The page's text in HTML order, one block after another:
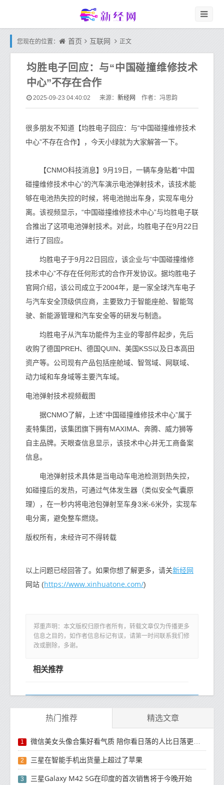
您现在的位置： 首页 互联网 正文
均胜电子回应：与“中国碰撞维修技术
中心”不存在合作
2025-09-23 04:40:02 来源： 新经网 作者：冯思韵
很多朋友不知道【均胜电子回应：与“中国碰撞维修技术
中心”不存在合作】，今天小绿就为大家解答一下。
【CNMO科技消息】9月19日，一辆车身贴着“中国
碰撞维修技术中心”的汽车演示电池弹射技术，该技术能
够在电池热失控的时候，将电池抛出车身，实现车电分
离。该视频显示，“中国碰撞维修技术中心”与均胜电子联
合推出了这项电池弹射技术。对此，均胜电子在9月22日
进行了回应。
均胜电子于9月22日回应，该企业与“中国碰撞维修
技术中心”不存在任何形式的合作开发协议。据均胜电子
官网介绍，该公司成立于2004年，是一家全球汽车电子
与汽车安全顶级供应商，主要致力于智能座舱、智能驾
驶、新能源管理和汽车安全等的研发与制造。
均胜电子从汽车功能件为主业的零部件起步，先后
收购了德国PREH、德国QUIN、美国KSS以及日本高田
资产等。公司现有产品包括座舱域、智驾域、网联域、
动力域和车身域等主要汽车域。
电池弹射技术视频截图
据CNMO了解，上述“中国碰撞维修技术中心”属于
麦特集团，该集团旗下拥有MAXIMA、奔腾、威力狮等
自主品牌。天眼查信息显示，该技术中心并无工商备案
信息。
电池弹射技术具体是当电动车电池检测到热失控，
如碰撞后的发热，可通过气体发生器（类似安全气囊原
理），在一秒内将电池包弹射至车身3米-6米外，实现车
电分离，避免整车燃烧。
版权所有，未经许可不得转载
以上问题已经回答了。如果你想了解更多，请关新经网
网站 (https://www.xinhuatone.com/)
郑重声明：本文版权归原作者所有，转载文章仅为传播更多
信息之目的，如作者信息标记有误，请第一时间联系我们修
改或删除，多谢。
相关推荐
热门推荐 精选文章
1 微信美女头像合集好看气质 陪你看日落的人比日落更浪漫
2 三星在智能手机出货量上超过了苹果
3 三星Galaxy M42 5G在印度的首次销售将于今晚开始